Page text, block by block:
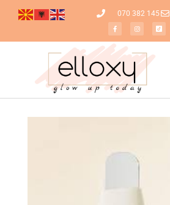
070 382 145